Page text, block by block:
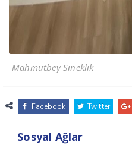
Mahmutbey Sineklik
Facebook Twitter
Sosyal Ağlar